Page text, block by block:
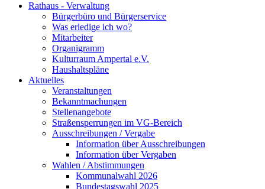
Rathaus - Verwaltung
Bürgerbüro und Bürgerservice
Was erledige ich wo?
Mitarbeiter
Organigramm
Kulturraum Ampertal e.V.
Haushaltspläne
Aktuelles
Veranstaltungen
Bekanntmachungen
Stellenangebote
Straßensperrungen im VG-Bereich
Ausschreibungen / Vergabe
Information über Ausschreibungen
Information über Vergaben
Wahlen / Abstimmungen
Kommunalwahl 2026
Bundestagswahl 2025